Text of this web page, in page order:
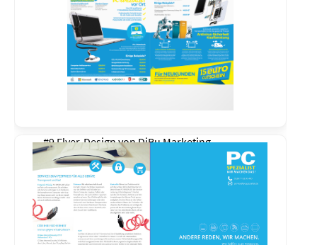
#9 Flyer-Design vonDiBu Marketing